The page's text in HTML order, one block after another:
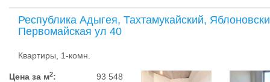
Республика Адыгея, Тахтамукайский,
Первомайская ул 40
Квартиры, 1-комн.
Цена за м2:
93 548